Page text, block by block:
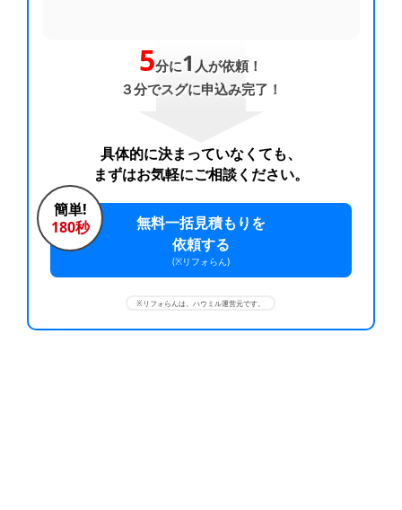
5分に1 人が依頼！
３分でスグに申込み完了！
具体的に決まっていなくても、
まずはお気軽にご相談ください。
簡単!
180秒
無料一括見積もりを
依頼する
(※リフォらん)
※リフォらんは、ハウミル運営元です。